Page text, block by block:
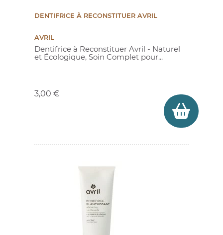
DENTIFRICE À RECONSTITUER AVRIL
AVRIL
Dentifrice à Reconstituer Avril - Naturel
et Écologique, Soin Complet pour...
3,00 €